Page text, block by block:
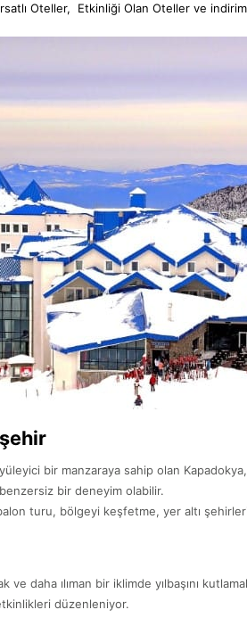
Oteller, Etkinliği Olan Oteller ve
bir manzaraya sahip olan
bir deneyim olabilir.
turu, bölgeyi keşfetme, yer altı
ve daha ılıman bir iklimde yılbaşını
düzenleniyor.